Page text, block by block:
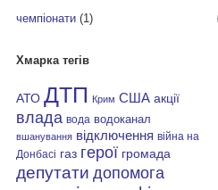
чемпіонати(1)
Хмарка тегів
АТО ДТП Крим США акції
влада вода водоканал
вшанування відключення війна на
Донбасі газ герої громада
депутати допомога